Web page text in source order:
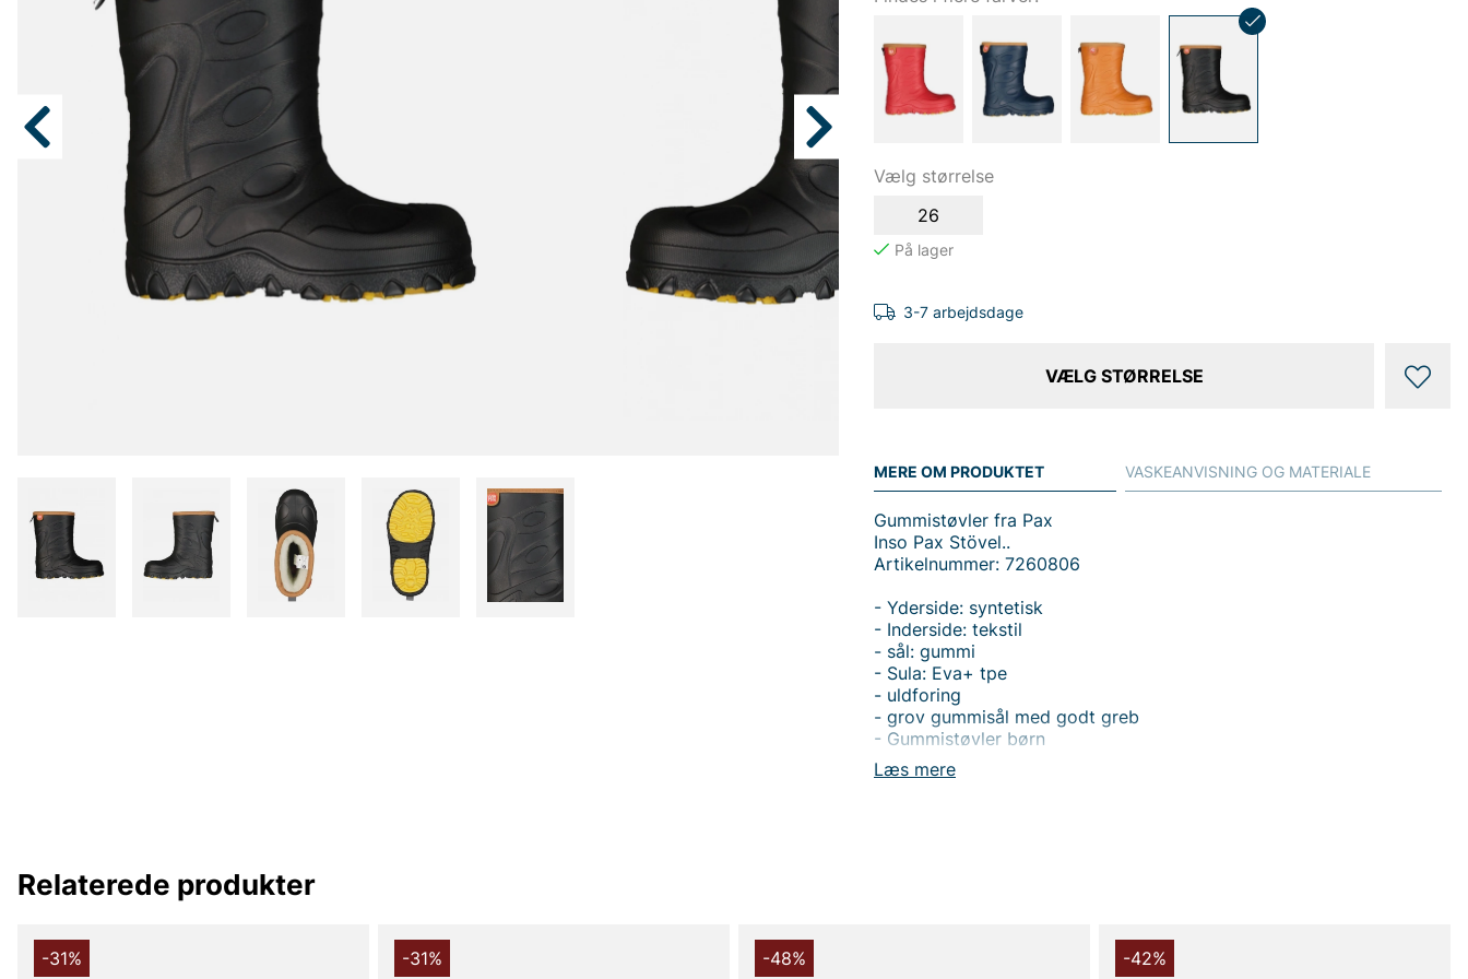
Vælg størrelse
26
3-7 arbejdsdage
VÆLG STØRRELSE
MERE OM PRODUKTET
Læs mere
Gummistøvler fra Pax
Inso Pax Stövel..
Artikelnummer: 7260806
- Yderside: syntetisk
- Inderside: tekstil
- sål: gummi
- Sula: Eva+ tpe
- uldforing
- grov gummisål med godt greb
- Gummistøvler børn
VASKEANVISNING OG MATERIALE
Relaterede produkter
-31% -31% -48% -42%